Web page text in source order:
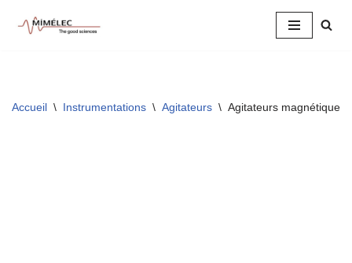
Accueil \ Instrumentations \ Agitateurs \ Agitateurs magnétiques